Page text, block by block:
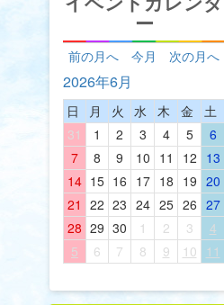
ー
前の月へ 今月 次の月へ
2026年6月
日 月 火 水 木 金
土
31
1 2 3 4 5
6
7
8 9 10 11 12 13
14 15 16 17 18 19 20
21 22 23 24 25 26 27
28 29 30 1 2 3
4
5
6 7 8 9 10 11